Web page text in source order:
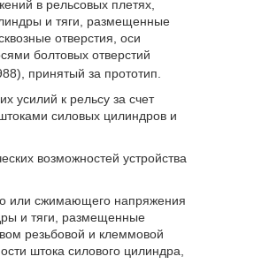
в рельсовых плетях,
и тяги, размещенные
отверстия, оси
болтовых отверстий
принятый за прототип.
усилий к рельсу за счет
силовых цилиндров и
возможностей устройства
или сжимающего напряжения
и тяги, размещенные
резьбовой и клеммовой
штока силового цилиндра,